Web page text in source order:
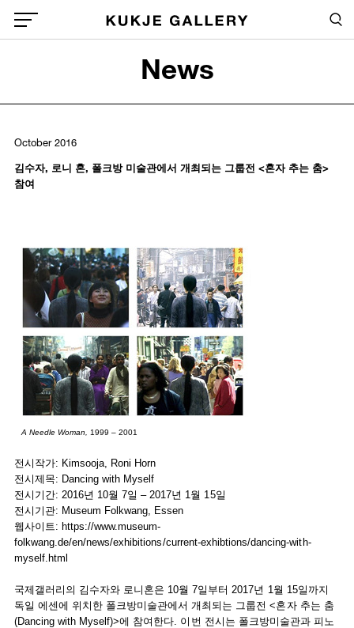
Skip to main content
Global Menu Open Button
News
October 2016
김수자, 로니 혼, 폴크방 미술관에서 개최되는 그룹전 <혼자 추는 춤>
참여
A Needle Woman, 1999 – 2001
전시작가: Kimsooja, Roni Horn
전시제목: Dancing with Myself
전시기간: 2016년 10월 7일 – 2017년 1월 15일
전시기관: Museum Folkwang, Essen
웹사이트: https://www.museum-
folkwang.de/en/news/exhibitions/current-exhibtions/dancing-with-
myself.html
국제갤러리의 김수자와 로니혼은 10월 7일부터 2017년 1월 15일까지
독일 에센에 위치한 폴크방미술관에서 개최되는 그룹전 <혼자 추는 춤
(Dancing with Myself)>에 참여한다. 이번 전시는 폴크방미술관과 피노